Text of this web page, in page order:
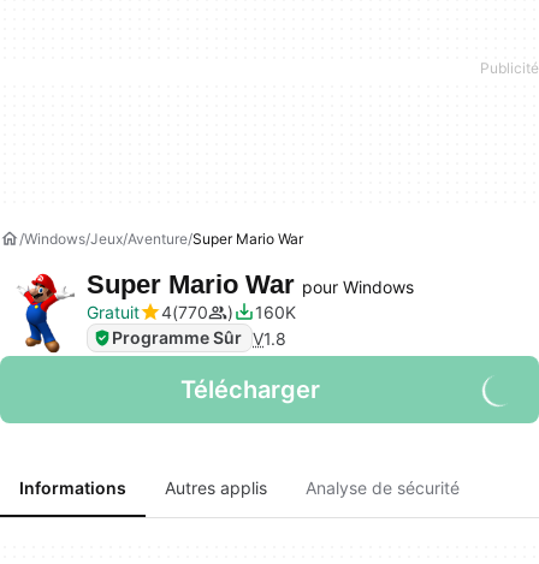
Windows Jeux Aventure Super Mario War
Super Mario War pour Windows
Gratuit
4 770
160K
Programme Sûr V1.8
Télécharger
Informations Autres applis Analyse de sécurité